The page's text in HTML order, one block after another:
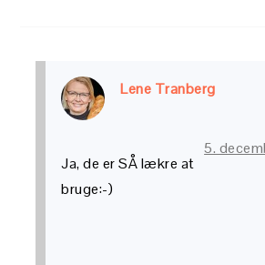
Lene Tranberg
5.
Ja, de er SÅ lækre at
bruge:-)